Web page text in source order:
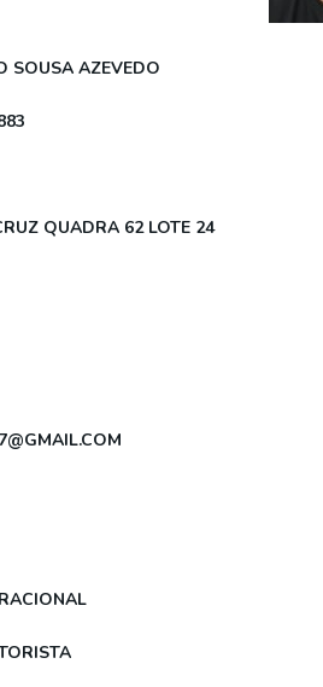
SOUSA AZEVEDO
QUADRA 62 LOTE 24